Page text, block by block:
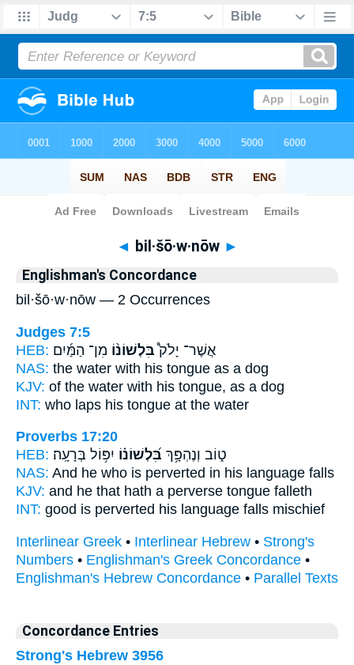
Bible> Strong's > Hebrew
◄ bil·šō·w·nōw ►
Englishman's Concordance
bil·šō·w·nōw — 2 Occurrences
Judges 7:5
HEB:
אֲשֶׁר־ יָלֹק֩בִּלְשׁוֹנ֨וֹ מִן־ הַמַּ֜יִם
NAS: the water with his tongue as a dog
KJV: of the water with his tongue, as a dog
INT: who laps his tongue at the water
Proverbs 17:20
HEB:
ט֑וֹב וְנֶהְפָּ֥ךְ בִּ֝לְשׁוֹנ֗וֹ יִפּ֥וֹל בְּרָעָֽה׃
NAS: And he who is perverted in his language falls
KJV: and he that hath a perverse tongue falleth
INT: good is perverted his language falls mischief
Interlinear Greek • Interlinear Hebrew • Strong's
Numbers • Englishman's Greek Concordance •
Englishman's Hebrew Concordance • Parallel Texts
Concordance Entries
Strong's Hebrew 3956